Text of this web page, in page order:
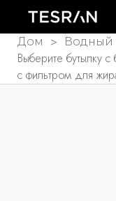
Дом > Водный
Выберите бутылку
с фильтром для